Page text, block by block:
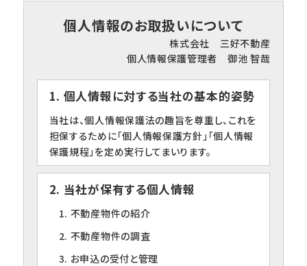
個人情報のお取扱いについて
株式会社 三好不動産
個人情報保護管理者 御池 智哉
1. 個人情報に対する当社の基本的姿勢
当社は、個人情報保護法の趣旨を尊重し、これを
担保するために「個人情報保護方針」「個人情報
保護規程」を定め実行してまいります。
2. 当社が保有する個人情報
1. 不動産物件の紹介
2. 不動産物件の調査
3. お申込の受付と管理